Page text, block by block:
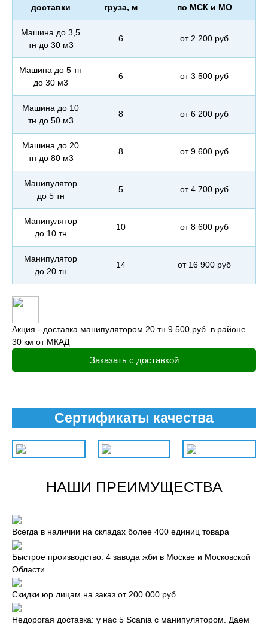
доставки
груза, м
по МСК и МО
Машина до 3,5
тн до 30 м3
6 от 2 200 руб
Машина до 5 тн
до 30 м3
6 от 3 500 руб
Машина до 10
тн до 50 м3
8 от 6 200 руб
Машина до 20
тн до 80 м3
8 от 9 600 руб
Манипулятор
до 5 тн
5 от 4 700 руб
Манипулятор
до 10 тн
10 от 8 600 руб
Манипулятор
до 20 тн
14 от 16 900 руб
Акция - доставка манипулятором 20 тн 9 500 руб. в районе
30 км от МКАД
Заказать с доставкой
Сертификаты качества
НАШИ ПРЕИМУЩЕСТВА
Всегда в наличии на складах более 400 единиц товара
Быстрое производство: 4 завода жби в Москве и Московской
Области
Скидки юр.лицам на заказ от 200 000 руб.
Недорогая доставка: у нас 5 Scania с манипулятором. Даем